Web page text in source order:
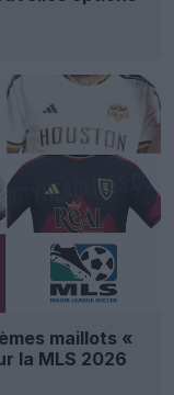
maillots «
la MLS 2026